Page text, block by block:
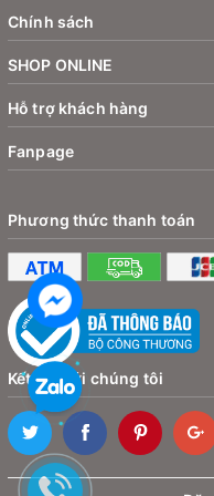
tốt.
Chịu nhiệt, không
theo thời gian – dù
Màutrong suốt
không ảnh hưởng
Thiết kế mảnh
không ai nhận ra
Dán chắc chắn –
Chính sách
SHOP ONLINE
Hỗ trợ khách hàng
Fanpage
Phương thức thanh toán
Kết nối với chúng tôi